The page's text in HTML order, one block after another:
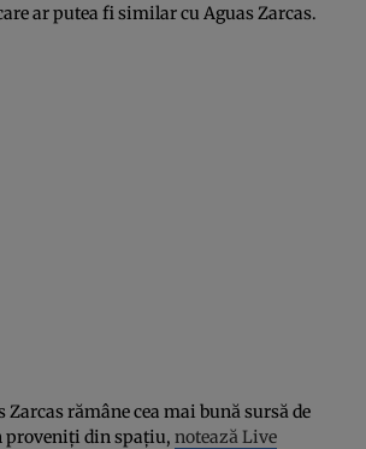
ar putea fi similar cu Aguas Zarcas.
Zarcas rămâne cea mai bună sursă de
proveniți din spațiu, notează Live